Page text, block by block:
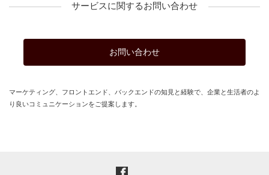
サービスに関するお問い合わせ
お問い合わせ
マーケティング、フロントエンド、バックエンドの知見と経験で、企業と生活者のよ
り良いコミュニケーションをご提案します。